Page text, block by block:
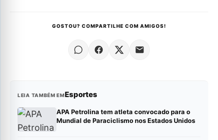
GOSTOU? COMPARTILHE COM AMIGOS!
LEIA TAMBÉM EMEsportes
APA Petrolina tem atleta convocado para o
Mundial de Paraciclismo nos Estados Unidos